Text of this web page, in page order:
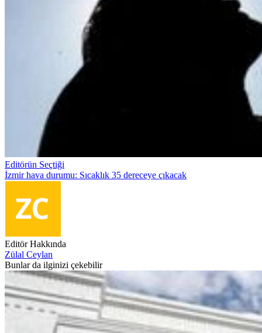
Editörün Seçtiği
İzmir hava durumu: Sıcaklık 35 dereceye çıkacak
Editör Hakkında
Zülal Ceylan
Bunlar da ilginizi çekebilir